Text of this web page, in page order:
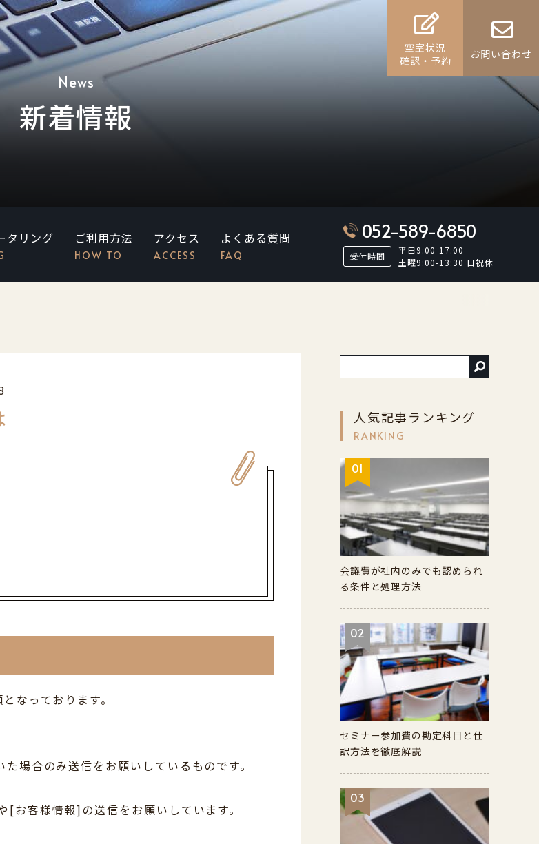
空室状況
確認・予約
お問い合わせ
News
新着情報
タリング ご利用方法
HOW TO
アクセス
ACCESS
よくある質問
FAQ
052-589-6850
受付時間
平日9:00-17:00
土曜9:00-13:30 日祝休
なっております。
場合のみ送信をお願いしているものです。
お客様情報]の送信をお願いしています。
人気記事ランキング
RANKING
01
会議費が社内のみでも認められ
る条件と処理方法
02
セミナー参加費の勘定科目と仕
訳方法を徹底解説
03